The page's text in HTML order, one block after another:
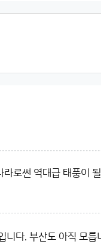
로썬 역대급 태풍이
다. 부산도 아직 모